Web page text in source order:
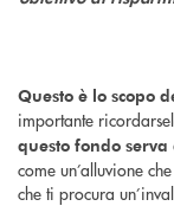
Questo è lo scopo
importante
questo fondo
come un’alluvione
che ti procura